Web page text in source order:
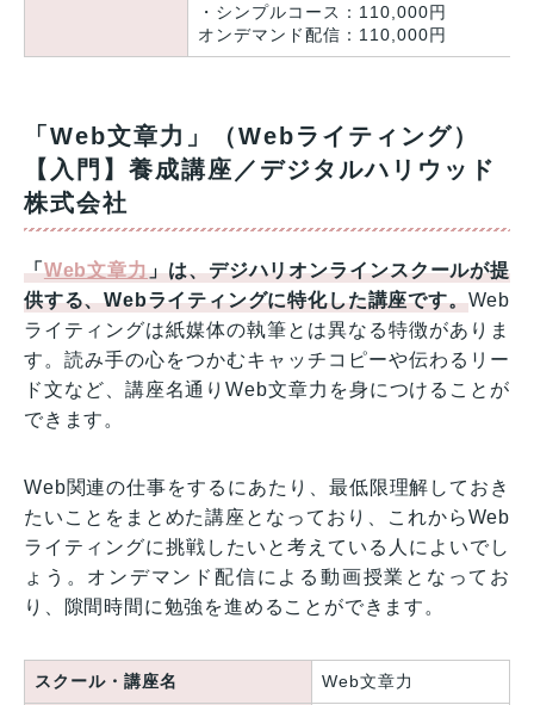
・シンプルコース：110,000円
オンデマンド配信：110,000円
「Web文章力」（Webライティング）
【入門】養成講座／デジタルハリウッド
株式会社
「Web文章力」は、デジハリオンラインスクールが提
供する、Webライティングに特化した講座です。Web
ライティングは紙媒体の執筆とは異なる特徴がありま
す。読み手の心をつかむキャッチコピーや伝わるリー
ド文など、講座名通りWeb文章力を身につけることが
できます。
Web関連の仕事をするにあたり、最低限理解しておき
たいことをまとめた講座となっており、これからWeb
ライティングに挑戦したいと考えている人によいでし
ょう。オンデマンド配信による動画授業となってお
り、隙間時間に勉強を進めることができます。
スクール・講座名 Web文章力